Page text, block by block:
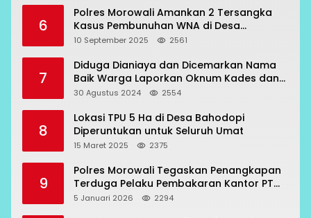
6
Polres Morowali Amankan 2 Tersangka
Kasus Pembunuhan WNA di Desa
Topogaro
10 September 2025 2561
7
Diduga Dianiaya dan Dicemarkan Nama
Baik Warga Laporkan Oknum Kades dan
Oknum Polisi
30 Agustus 2024 2554
8
Lokasi TPU 5 Ha di Desa Bahodopi
Diperuntukan untuk Seluruh Umat
15 Maret 2025 2375
9
Polres Morowali Tegaskan Penangkapan
Terduga Pelaku Pembakaran Kantor PT
RCP Sesuai Prosedur
5 Januari 2026 2294